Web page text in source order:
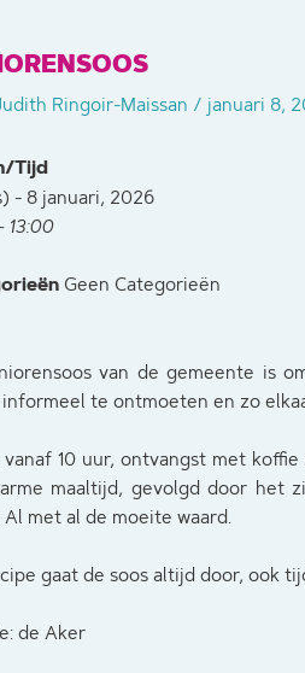
Ringoir-Maissan / januari 8,
Tijd
- 8 januari, 2026
13:00
Geen Categorieën
van de gemeente is
te ontmoeten en zo
10 uur, ontvangst met
maaltijd, gevolgd door het
Al met al de moeite waard.
gaat de soos altijd door, ook
de Aker